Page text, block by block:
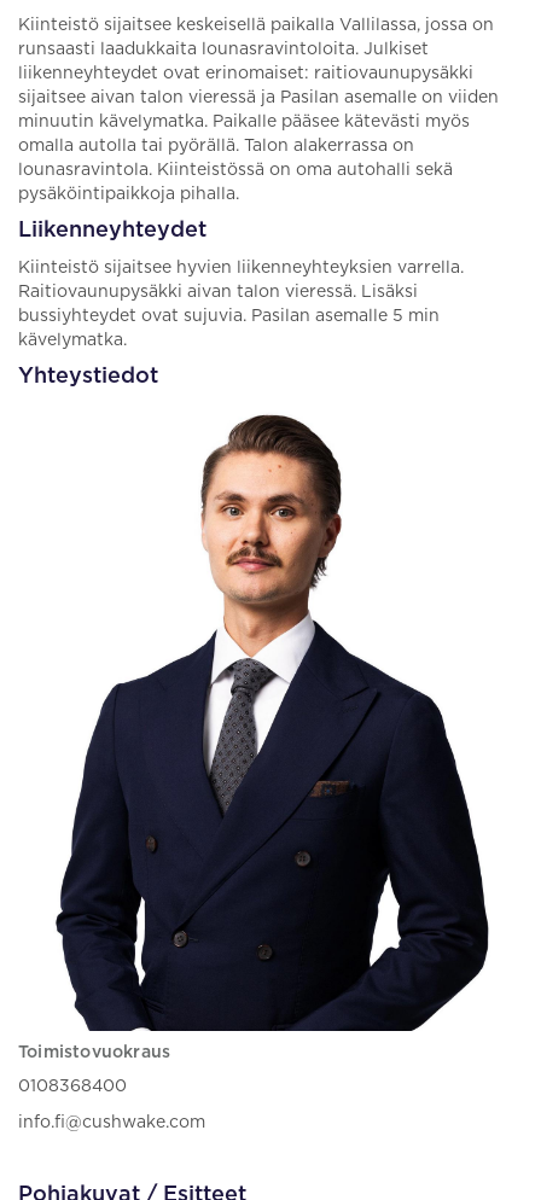
Kiinteistö sijaitsee keskeisellä paikalla Vallilassa, jossa on
runsaasti laadukkaita lounasravintoloita. Julkiset
liikenneyhteydet ovat erinomaiset: raitiovaunupysäkki
sijaitsee aivan talon vieressä ja Pasilan asemalle on viiden
minuutin kävelymatka. Paikalle pääsee kätevästi myös
omalla autolla tai pyörällä. Talon alakerrassa on
lounasravintola. Kiinteistössä on oma autohalli sekä
pysäköintipaikkoja pihalla.
Liikenneyhteydet
Kiinteistö sijaitsee hyvien liikenneyhteyksien varrella.
Raitiovaunupysäkki aivan talon vieressä. Lisäksi
bussiyhteydet ovat sujuvia. Pasilan asemalle 5 min
kävelymatka.
Yhteystiedot
Toimistovuokraus
0108368400
info.fi@cushwake.com
Pohjakuvat / Esitteet